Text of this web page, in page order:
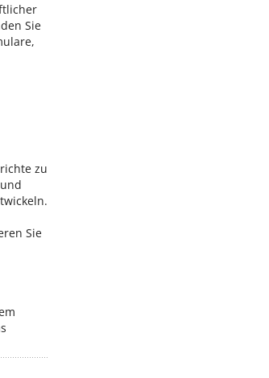
Sie
zu
Sie